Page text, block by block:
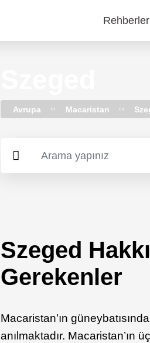
Main
Rehberler
Avrupa Macaristan
Szeged
Gerekenler
Macaristan’ın
anılmaktadır.